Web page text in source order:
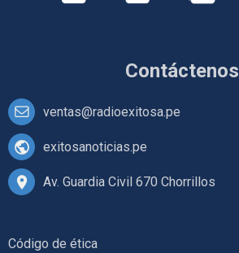
Contáctenos
ventas@radioexitosa.pe
exitosanoticias.pe
Av. Guardia Civil 670 Chorrillos
Código de ética